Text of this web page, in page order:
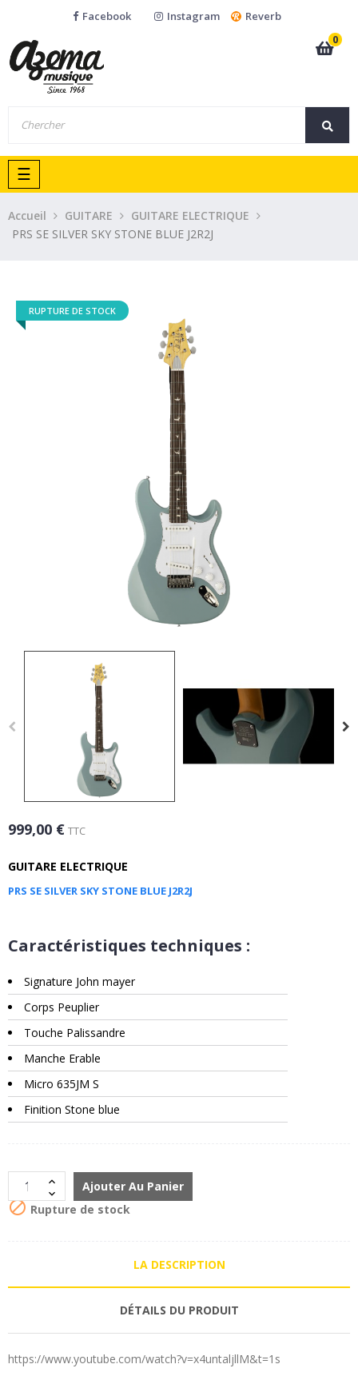
Facebook Instagram
Reverb
0
Basculer
la
navigation
☰
Accueil GUITARE
GUITARE ELECTRIQUE
PRS SE SILVER SKY STONE BLUE J2R2J
RUPTURE DE STOCK
999,00 € TTC
GUITARE ELECTRIQUE
PRS SE SILVER SKY STONE BLUE J2R2J
Caractéristiques techniques :
Signature John mayer
Corps Peuplier
Touche Palissandre
Manche Erable
Micro 635JM S
Finition Stone blue
Ajouter Au Panier
 Rupture de stock
LA DESCRIPTION
DÉTAILS DU PRODUIT
https://www.youtube.com/watch?v=x4untaljllM&t=1s